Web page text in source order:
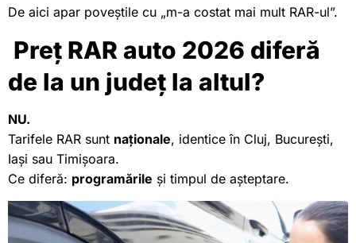
De aici apar poveștile cu „m-a costat mai mult RAR-ul”.
Preț RAR auto 2026 diferă
de la un județ la altul?
NU.
Tarifele RAR sunt naționale, identice în Cluj, București,
Iași sau Timișoara.
Ce diferă: programările și timpul de așteptare.